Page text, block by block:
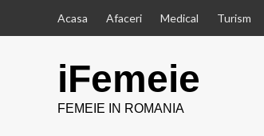
Acasa Afaceri Medical Turism
iFemeie
FEMEIE IN ROMANIA